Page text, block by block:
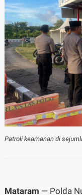
Patroli keamanan di
Mataram — Polda